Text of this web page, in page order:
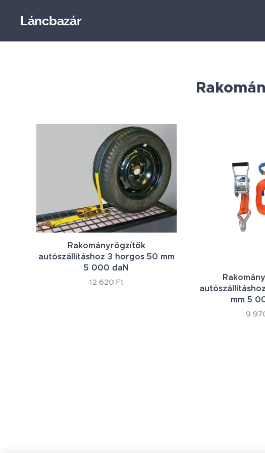
Láncbazár
Rakományrögzítők
autószállításhoz 3 horgos 50 mm
5 000 daN
12 620 Ft
mm 5
9